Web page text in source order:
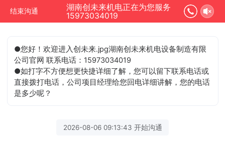
结束沟通
湖南创未来机电正在为您服务
15973034019
●您好！欢迎进入创未来.jpg湖南创未来机电设备制造有限
公司官网 联系电话：15973034019
●如打字不方便想更快捷详细了解，您可以留下联系电话或
直接拨打电话，公司项目经理给您回电详细讲解，您的电话
是多少呢？
2026-08-06 09:13:43 开始沟通